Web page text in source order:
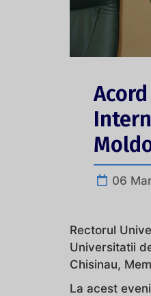
06
Rectorul
Universitatii
Chisinau,
La acest